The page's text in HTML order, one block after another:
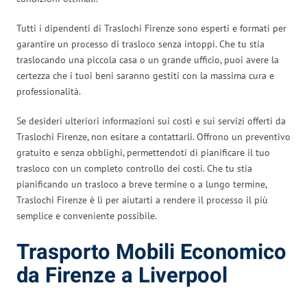
Tutti i dipendenti di Traslochi Firenze sono esperti e formati per
garantire un processo di trasloco senza intoppi. Che tu stia
traslocando una piccola casa o un grande ufficio, puoi avere la
certezza che i tuoi beni saranno gestiti con la massima cura e
professionalità.
Se desideri ulteriori informazioni sui costi e sui servizi offerti da
Traslochi Firenze, non esitare a contattarli. Offrono un preventivo
gratuito e senza obblighi, permettendoti di pianificare il tuo
trasloco con un completo controllo dei costi. Che tu stia
pianificando un trasloco a breve termine o a lungo termine,
Traslochi Firenze è lì per aiutarti a rendere il processo il più
semplice e conveniente possibile.
Trasporto Mobili Economico
da Firenze a Liverpool